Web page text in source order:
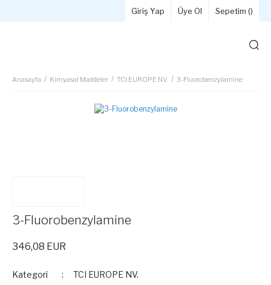
Giriş Yap Üye Ol Sepetim ()
Anasayfa Kimyasal Maddeler TCI EUROPE NV. 3-Fluorobenzylamine
3-Fluorobenzylamine
346,08 EUR
Kategori
TCI EUROPE NV.